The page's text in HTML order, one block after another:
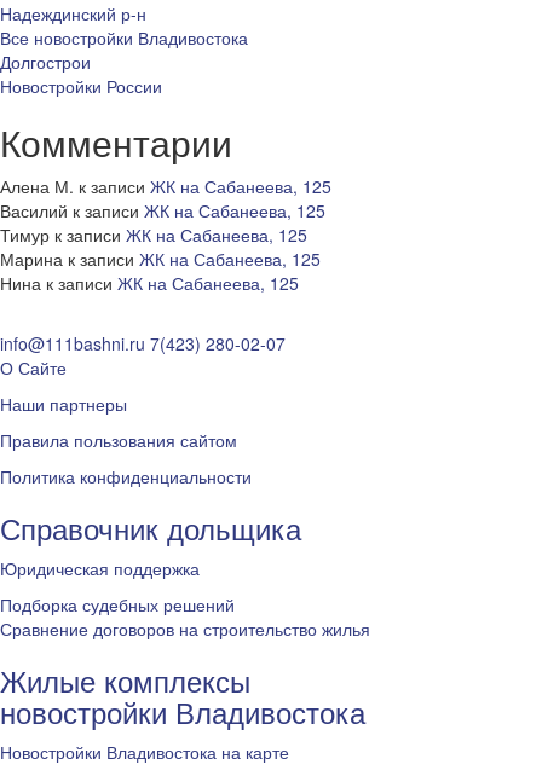
Надеждинский р-н
Все новостройки Владивостока
Долгострои
Новостройки России
Комментарии
Алена М. к записи ЖК на Сабанеева, 125
Василий к записи ЖК на Сабанеева, 125
Тимур к записи ЖК на Сабанеева, 125
Марина к записи ЖК на Сабанеева, 125
Нина к записи ЖК на Сабанеева, 125
info@111bashni.ru 7(423) 280-02-07
О Сайте
Наши партнеры
Правила пользования сайтом
Политика конфиденциальности
Справочник дольщика
Юридическая поддержка
Подборка судебных решений
Сравнение договоров на строительство жилья
Жилые комплексы
новостройки Владивостока
Новостройки Владивостока на карте